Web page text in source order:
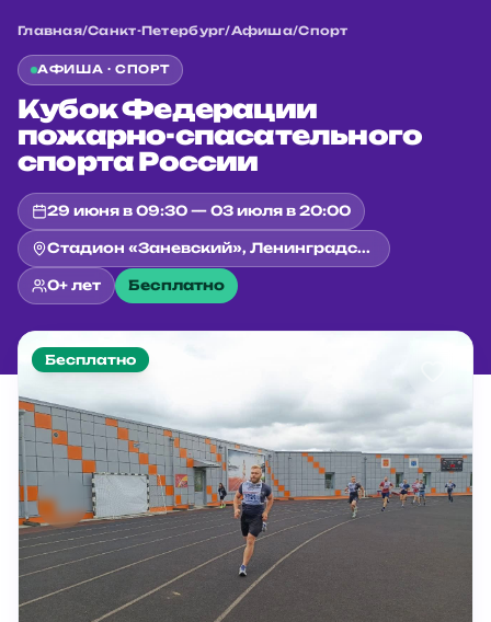
Главная/Санкт-Петербург/Афиша/Спорт
АФИША ·СПОРТ
Кубок Федерации
пожарно-спасательного
спорта России
29 июня в 09:30 — 03 июля в 20:00
Стадион «Заневский», Ленинградская обл, Всеволожский р-н, гп Янино-1, ул Новая, д 19
0+ лет Бесплатно
Санкт-Петербург
Афиша
Спорт
Кубок Федерации пожарно-спасательного спорта
Бесплатно